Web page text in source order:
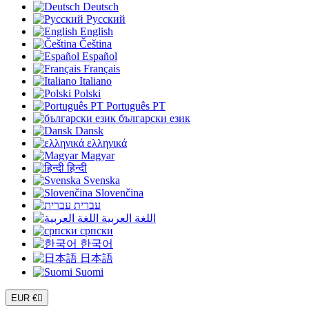
Deutsch
Русский
English
Čeština
Español
Français
Italiano
Polski
Português PT
български език
Dansk
ελληνικά
Magyar
हिन्दी
Svenska
Slovenčina
עברית
اللغة العربية
српски
한국어
日本語
Suomi
EUR €